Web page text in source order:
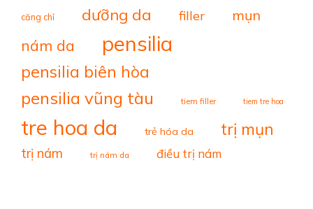
căng chỉ dưỡng da filler mụn
nám da pensilia
pensilia biên hòa
pensilia vũng tàu tiem filler tiem tre hoa
tre hoa da trẻ hóa da trị mụn
trị nám trị nám da điều trị nám